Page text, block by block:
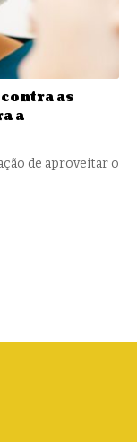
as
a
de aproveitar o